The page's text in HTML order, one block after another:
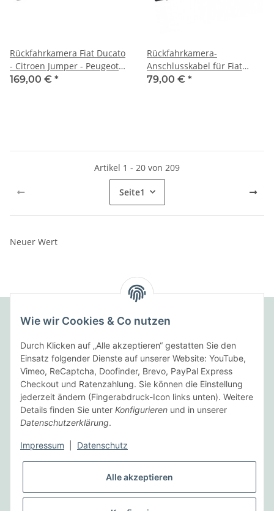
Rückfahrkamera Fiat Ducato
- Citroen Jumper - Peugeot
Boxer 3.Bremsleuchte
169,00 € *
Rückfahrkamera-
Anschlusskabel für Fiat
Ducato III, Peugeot Boxer,
79,00 € *
Artikel 1 - 20 von 209
Seite1
Neuer Wert
Folgende Zahlungsarten bieten wir an:
Wir versenden mit:
Gesetzliche Informationen
Wie wir Cookies & Co nutzen
Durch Klicken auf „Alle akzeptieren“ gestatten Sie den
Einsatz folgender Dienste auf unserer Website: YouTube,
Vimeo, ReCaptcha, Doofinder, Brevo, PayPal Express
Checkout und Ratenzahlung. Sie können die Einstellung
jederzeit ändern (Fingerabdruck-Icon links unten). Weitere
Details finden Sie unter Konfigurieren und in unserer
Datenschutzerklärung.
Impressum Datenschutz
Alle akzeptieren